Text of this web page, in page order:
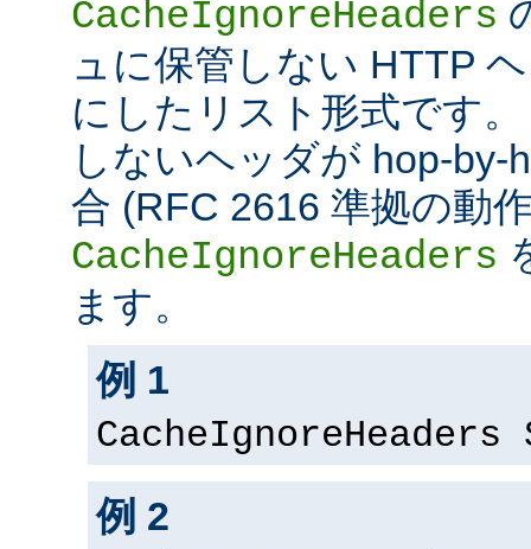
CacheIgnoreHeaders
ュに保管しない HTTP
にしたリスト形式です
しないヘッダが hop-by-
合 (RFC 2616 準拠の動
CacheIgnoreHeaders
ます。
例 1
CacheIgnoreHeaders
例 2